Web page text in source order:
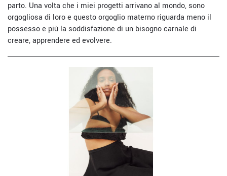
parto. Una volta che i miei progetti arrivano al mondo, sono
orgogliosa di loro e questo orgoglio materno riguarda meno il
possesso e più la soddisfazione di un bisogno carnale di
creare, apprendere ed evolvere.